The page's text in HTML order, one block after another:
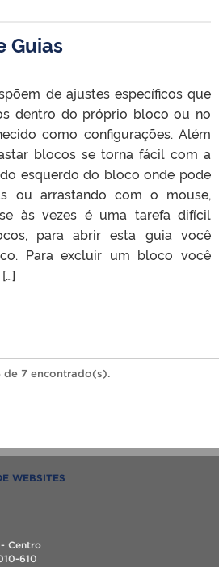
Guias
de ajustes específicos que
dentro do próprio bloco ou no
como configurações. Além
blocos se torna fácil com a
esquerdo do bloco onde pode
ou arrastando com o mouse,
às vezes é uma tarefa difícil
para abrir esta guia você
Para excluir um bloco você
de 7 encontrado(s).
WEBSITES
- Centro
610